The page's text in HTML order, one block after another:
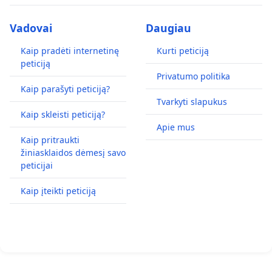
Vadovai
Kaip pradėti internetinę
peticiją
Kaip parašyti peticiją?
Kaip skleisti peticiją?
Kaip pritraukti
žiniasklaidos dėmesį savo
peticijai
Kaip įteikti peticiją
Daugiau
Kurti peticiją
Privatumo politika
Tvarkyti slapukus
Apie mus